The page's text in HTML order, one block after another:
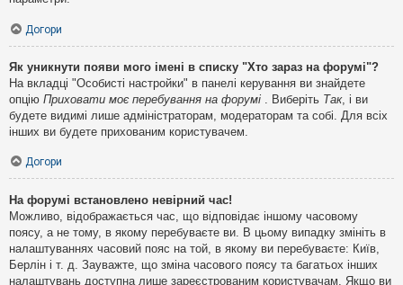
Догори
Як уникнути появи мого імені в списку "Хто зараз на форумі"?
На вкладці "Особисті настройки" в панелі керування ви знайдете
опцію Приховати моє перебування на форумі . Виберіть Так, і ви
будете видимі лише адміністраторам, модераторам та собі. Для всіх
інших ви будете прихованим користувачем.
Догори
На форумі встановлено невірний час!
Можливо, відображається час, що відповідає іншому часовому
поясу, а не тому, в якому перебуваєте ви. В цьому випадку змініть в
налаштуваннях часовий пояс на той, в якому ви перебуваєте: Київ,
Берлін і т. д. Зауважте, що зміна часового поясу та багатьох інших
налаштувань доступна лише зареєстрованим користувачам. Якщо ви